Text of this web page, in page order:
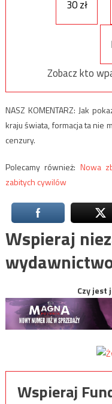
30 zł
Zobacz kto
NASZ KOMENTARZ: Jak
kraju świata, formacja ta nie
cenzury.
Polecamy również: Nowa
zabitych cywilów
Wspieraj
Czy jest
Wspieraj